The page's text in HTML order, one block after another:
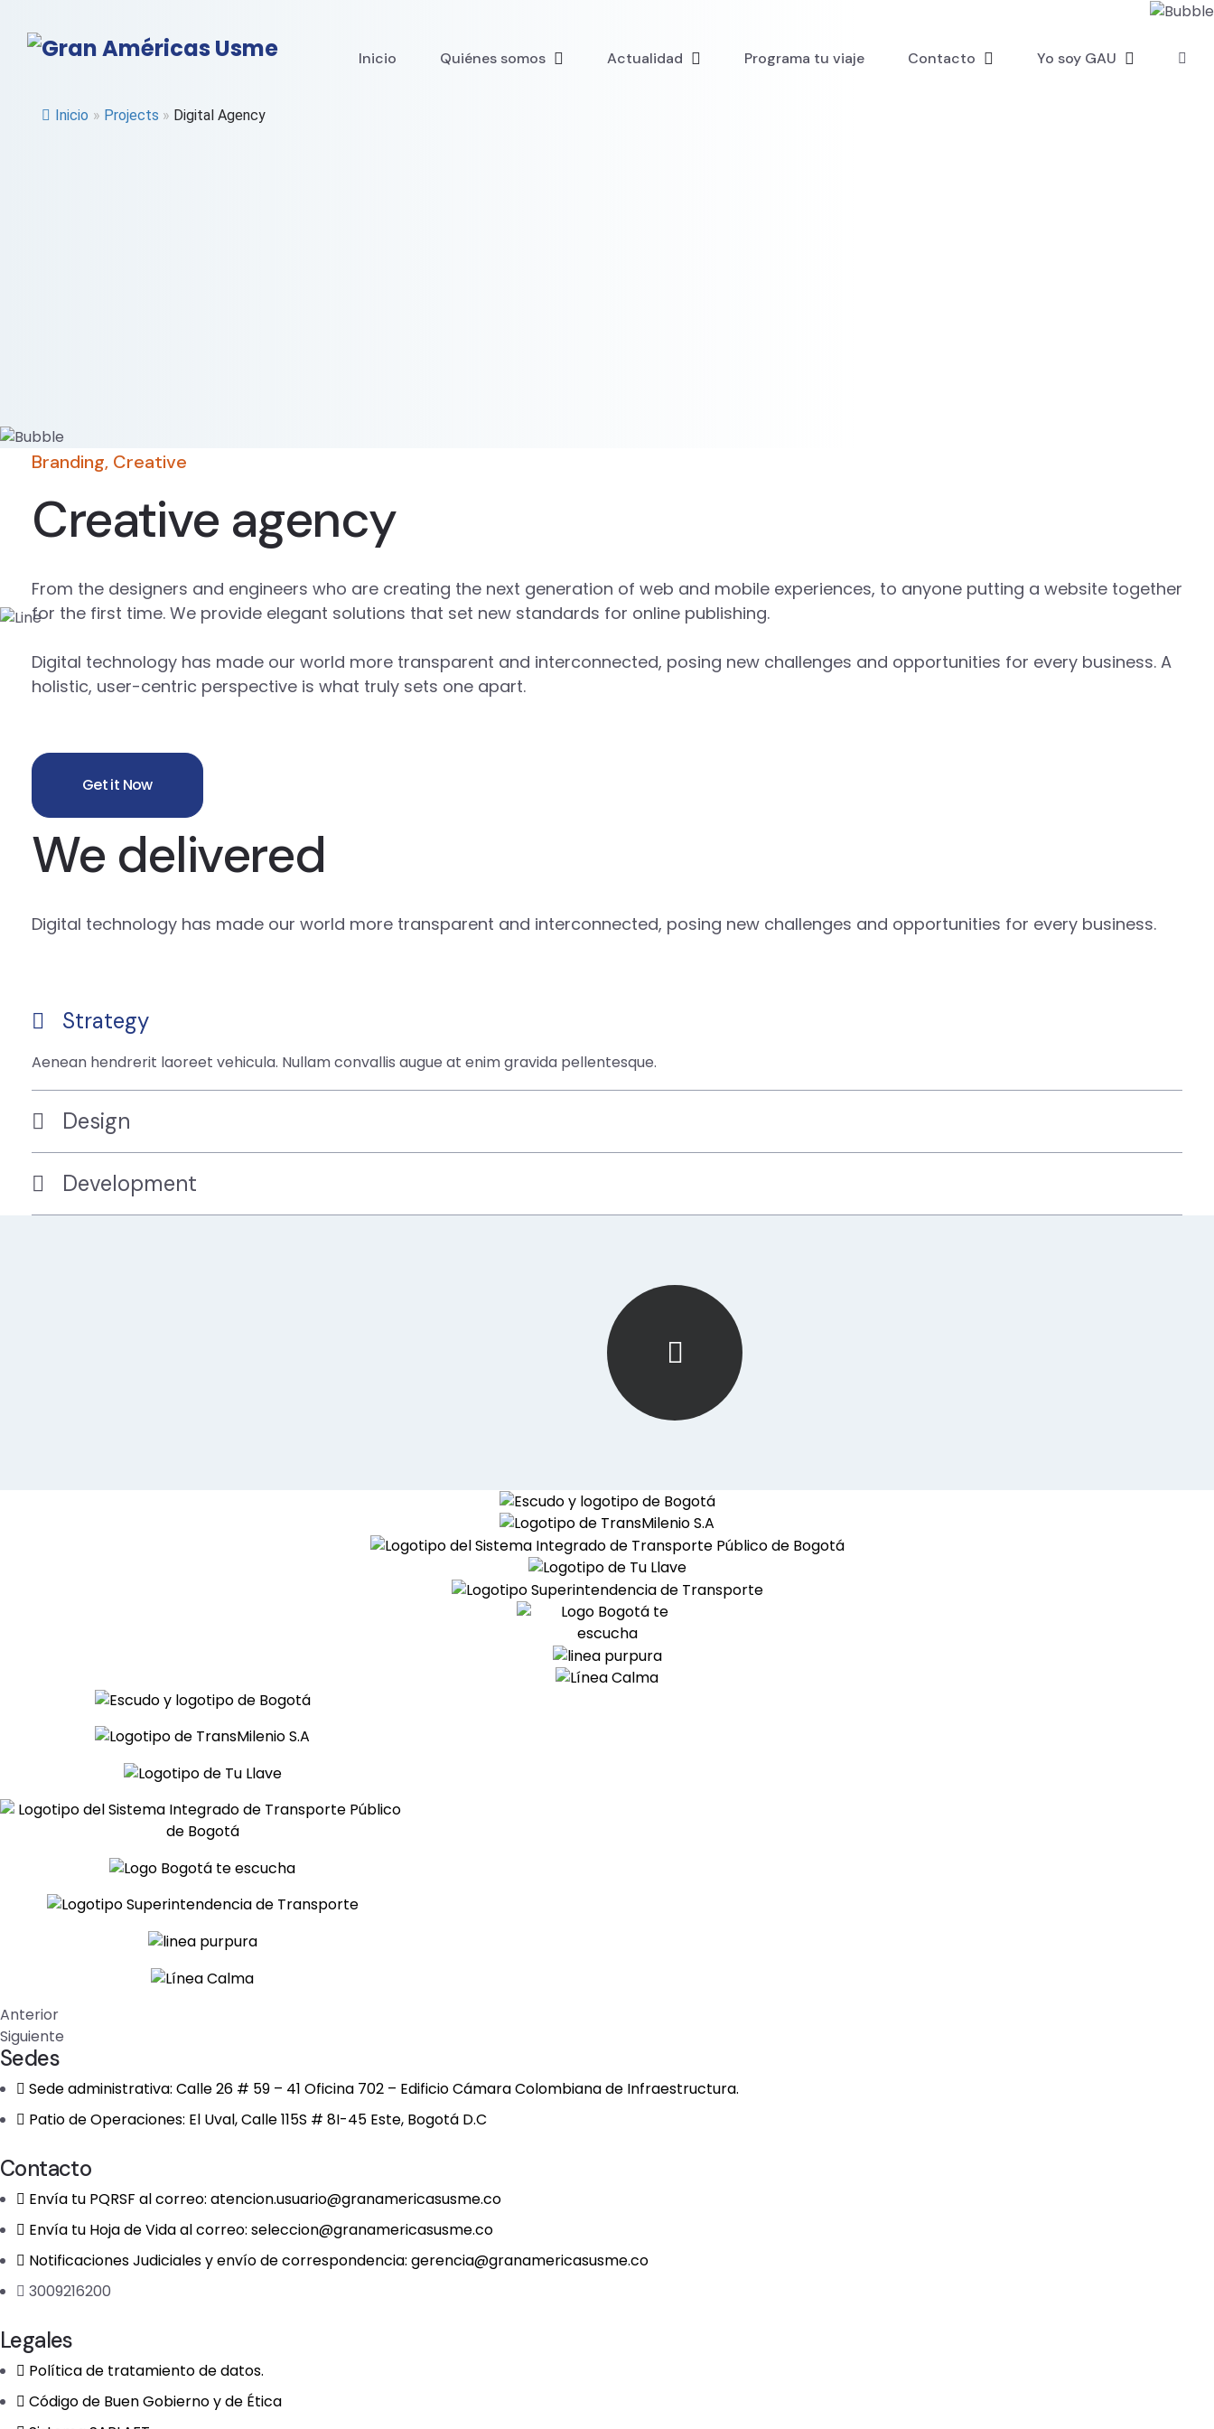
Inicio Quiénes somos Actualidad Programa tu viaje Contacto Yo soy GAU
Inicio » Projects » Digital Agency
Branding, Creative
Creative agency
From the designers and engineers who are creating the next generation of web and mobile experiences, to anyone putting a website together
for the first time. We provide elegant solutions that set new standards for online publishing.
Digital technology has made our world more transparent and interconnected, posing new challenges and opportunities for every business. A
holistic, user-centric perspective is what truly sets one apart.
Get it Now
We delivered
Digital technology has made our world more transparent and interconnected, posing new challenges and opportunities for every business.
Strategy
Aenean hendrerit laoreet vehicula. Nullam convallis augue at enim gravida pellentesque.
Design
Development
Anterior
Siguiente
Sedes
Sede administrativa: Calle 26 # 59 – 41 Oficina 702 – Edificio Cámara Colombiana de Infraestructura.
Patio de Operaciones: El Uval, Calle 115S # 8I-45 Este, Bogotá D.C
Contacto
Envía tu PQRSF al correo: atencion.usuario@granamericasusme.co
Envía tu Hoja de Vida al correo: seleccion@granamericasusme.co
Notificaciones Judiciales y envío de correspondencia: gerencia@granamericasusme.co
3009216200
Legales
Política de tratamiento de datos.
Código de Buen Gobierno y de Ética